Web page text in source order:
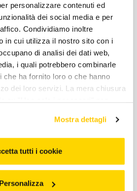
personalizzare contenuti ed
dei social media e per
Condividiamo inoltre
in cui utilizza il nostro sito con i
di analisi dei dati web,
i quali potrebbero combinarle
che ha fornito loro o che hanno
dei loro servizi. La mera chiusura
Il consenso può essere espresso
i cookie” o selezionando le
da "Personalizza"
Mostra dettagli
tutti i cookie
Personalizza
dei clienti
: Anche lo storeArcaplanet
Gialle, 14 ha contribuito nel
il premio Clientela Soddisfatta
e Prima Assoluta per Clientela